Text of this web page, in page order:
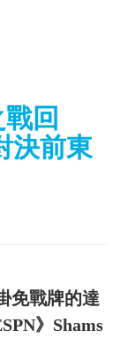
回
決前東
免戰牌的達
》Shams